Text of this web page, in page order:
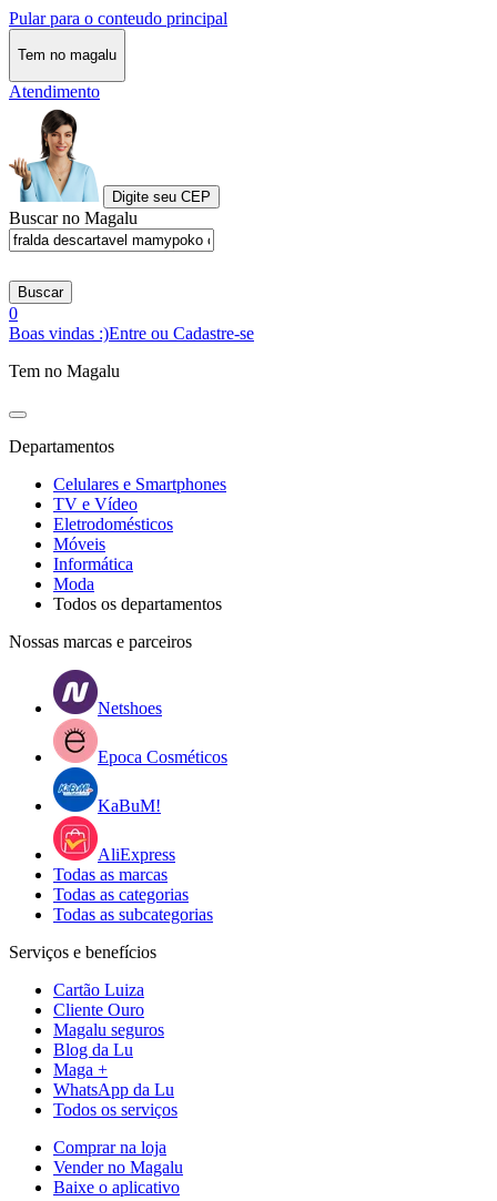
Pular para o conteudo principal
Tem no magalu
Atendimento
Digite seu CEP
Buscar no Magalu
Buscar
0
Boas vindas :)Entre ou Cadastre-se
Tem no Magalu
Departamentos
Celulares e Smartphones
TV e Vídeo
Eletrodomésticos
Móveis
Informática
Moda
Todos os departamentos
Nossas marcas e parceiros
Netshoes
Epoca Cosméticos
KaBuM!
AliExpress
Todas as marcas
Todas as categorias
Todas as subcategorias
Serviços e benefícios
Cartão Luiza
Cliente Ouro
Magalu seguros
Blog da Lu
Maga +
WhatsApp da Lu
Todos os serviços
Comprar na loja
Vender no Magalu
Baixe o aplicativo